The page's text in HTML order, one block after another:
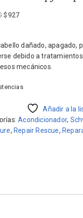
El
era:
$1.030.
$927El
es:
$927.
dañado, apagado,
debido a
mecánicos.
Añadir a la
Acondicionador,
, Repair Rescue,